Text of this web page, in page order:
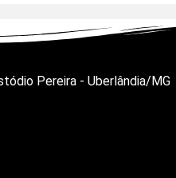
Pereira - Uberlândia/MG